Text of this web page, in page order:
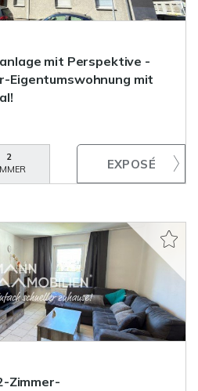
mit Perspektive -
Eigentumswohnung mit
2
Zimmer-